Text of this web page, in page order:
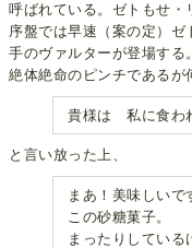
呼ばれている。ゼトもせ・
序盤では早速（案の定）
手のヴァルターが登場する。
絶体絶命のピンチであるが
貴様は 私に食わ
と言い放った上、
まあ！美味しいで
この砂糖菓子。
まったりしている